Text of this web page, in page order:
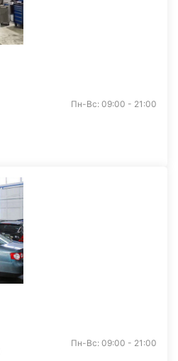
Пн-Вс: 09:00 - 21:00
Пн-Вс: 09:00 - 21:00